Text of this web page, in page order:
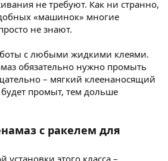
не требуют. Как ни странно,
«машинок» многие
не знают.
с любыми жидкими клеями.
обязательно нужно промыть
– мягкий клеенаносящий
промыт, тем дольше
с ракелем для
установки этого класса –